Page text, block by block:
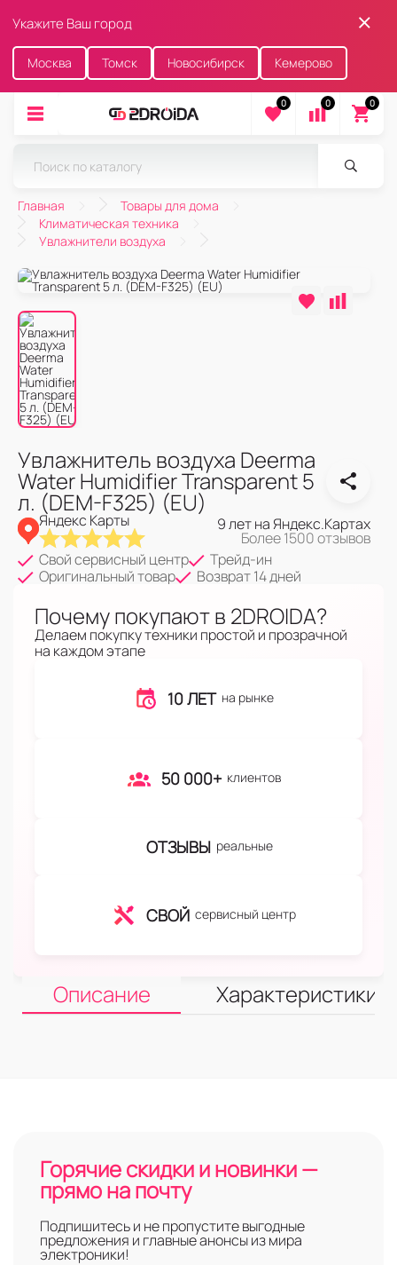
Укажите Ваш город
Москва Томск Новосибирск Кемерово
0 0 0
Главная
Товары для дома
Климатическая техника
Увлажнители воздуха
Увлажнитель воздуха Deerma
Water Humidifier Transparent 5
л. (DEM-F325) (EU)
Яндекс Карты 9 лет на Яндекс.Картах
Более 1500 отзывов
Свой сервисный центр
Трейд-ин
Оригинальный товар
Возврат 14 дней
Почему покупают в 2DROIDA?
Делаем покупку техники простой и прозрачной
на каждом этапе
10 ЛЕТ на рынке
50 000+ клиентов
ОТЗЫВЫ реальные
СВОЙ сервисный центр
Описание Характеристики
Горячие скидки и новинки —
прямо на почту
Подпишитесь и не пропустите выгодные
предложения и главные анонсы из мира
электроники!